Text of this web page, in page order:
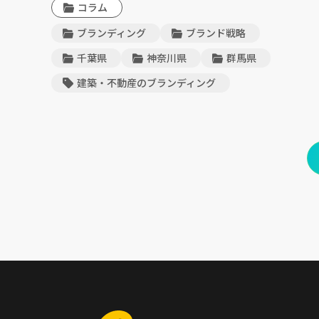
コラム
ブランディング
ブランド戦略
千葉県
神奈川県
群馬県
建築・不動産のブランディング